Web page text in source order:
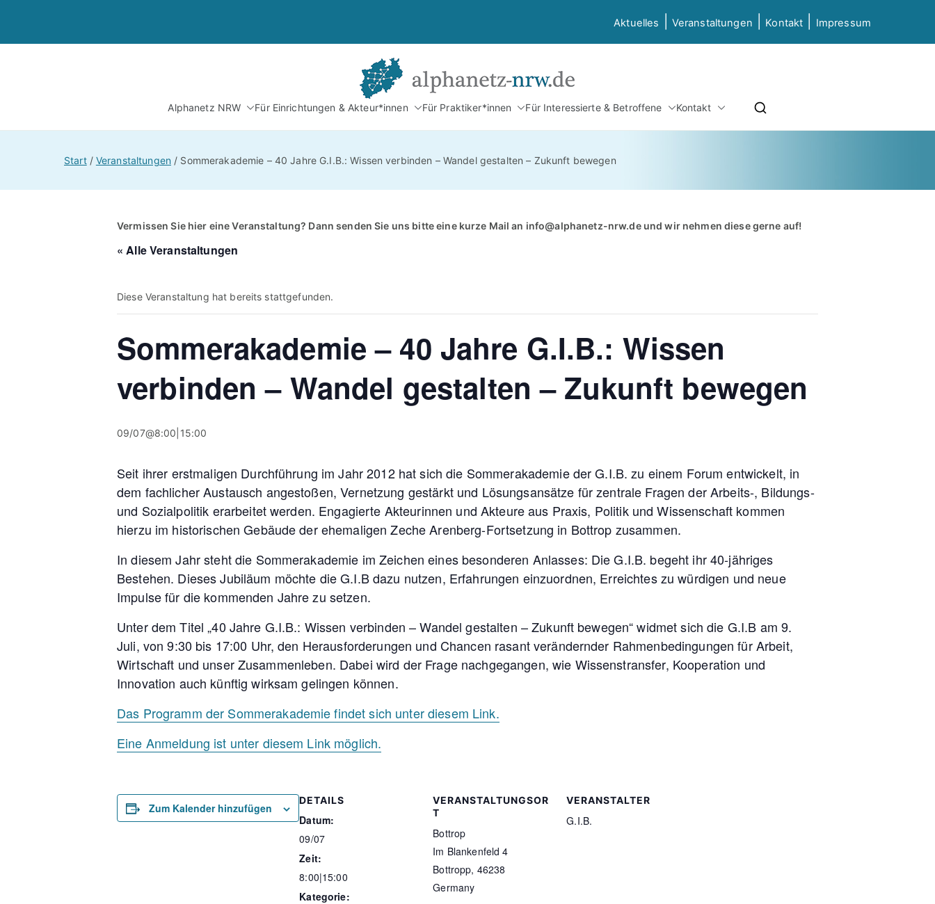
springen
Aktuelles Veranstaltungen Kontakt Impressum
Alphanetz NRW
Netzwerk Alphabetisierung & Grundbildung NRW
Alphanetz NRW Für Einrichtungen & Akteur*innen Für Praktiker*innen Für Interessierte & Betroffene Kontakt
Start Veranstaltungen Sommerakademie – 40 Jahre G.I.B.: Wissen verbinden – Wandel gestalten – Zukunft bewegen
Vermissen Sie hier eine Veranstaltung? Dann senden Sie uns bitte eine kurze Mail an info@alphanetz-nrw.deund wir nehmen diese gerne auf!
« Alle Veranstaltungen
Diese Veranstaltung hat bereits stattgefunden.
Sommerakademie – 40 Jahre G.I.B.: Wissen
verbinden – Wandel gestalten – Zukunft bewegen
09/07@8:00 15:00
Seit ihrer erstmaligen Durchführung im Jahr 2012 hat sich die Sommerakademie der G.I.B. zu einem Forum entwickelt, in
dem fachlicher Austausch angestoßen, Vernetzung gestärkt und Lösungsansätze für zentrale Fragen der Arbeits-, Bildungs-
und Sozialpolitik erarbeitet werden. Engagierte Akteurinnen und Akteure aus Praxis, Politik und Wissenschaft kommen
hierzu im historischen Gebäude der ehemaligen Zeche Arenberg-Fortsetzung in Bottrop zusammen.
In diesem Jahr steht die Sommerakademie im Zeichen eines besonderen Anlasses: Die G.I.B. begeht ihr 40-jähriges
Bestehen. Dieses Jubiläum möchte die G.I.B dazu nutzen, Erfahrungen einzuordnen, Erreichtes zu würdigen und neue
Impulse für die kommenden Jahre zu setzen.
Unter dem Titel „40 Jahre G.I.B.: Wissen verbinden – Wandel gestalten – Zukunft bewegen“ widmet sich die G.I.B am 9.
Juli, von 9:30 bis 17:00 Uhr, den Herausforderungen und Chancen rasant verändernder Rahmenbedingungen für Arbeit,
Wirtschaft und unser Zusammenleben. Dabei wird der Frage nachgegangen, wie Wissenstransfer, Kooperation und
Innovation auch künftig wirksam gelingen können.
Das Programm der Sommerakademie findet sich unter diesem Link.
Eine Anmeldung ist unter diesem Link möglich.
Zum Kalender hinzufügen
DETAILS
Datum:
09/07
Zeit:
8:00|15:00
Kategorie:
VERANSTALTUNGSOR
T
Bottrop
Im Blankenfeld 4
Bottropp, 46238
Germany
VERANSTALTER
G.I.B.